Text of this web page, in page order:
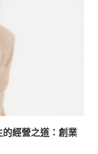
的經營之道：創業